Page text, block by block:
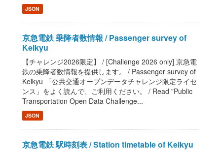
JSON
京急電鉄 乗降者数情報 / Passenger survey of
Keikyu
【チャレンジ2026限定】 / [Challenge 2026 only] 京急電
鉄の乗降者数情報を提供します。 / Passenger survey of
Keikyu 「公共交通オープンデータチャレンジ限定ライセ
ンス」をよく読んで、ご利用ください。 / Read "Public
Transportation Open Data Challenge...
JSON
京急電鉄 駅時刻表 / Station timetable of Keikyu